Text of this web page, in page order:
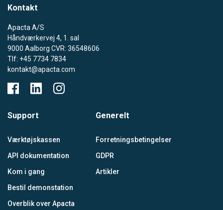
Kontakt
Apacta A/S
Håndværkervej 4, 1. sal
9000 Aalborg CVR: 36548606
Tlf: +45 7734 7834
kontakt@apacta.com
Support
Værktøjskassen
API dokumentation
Kom i gang
Bestil demonstation
Overblik over Apacta
Generelt
Forretningsbetingelser
GDPR
Artikler